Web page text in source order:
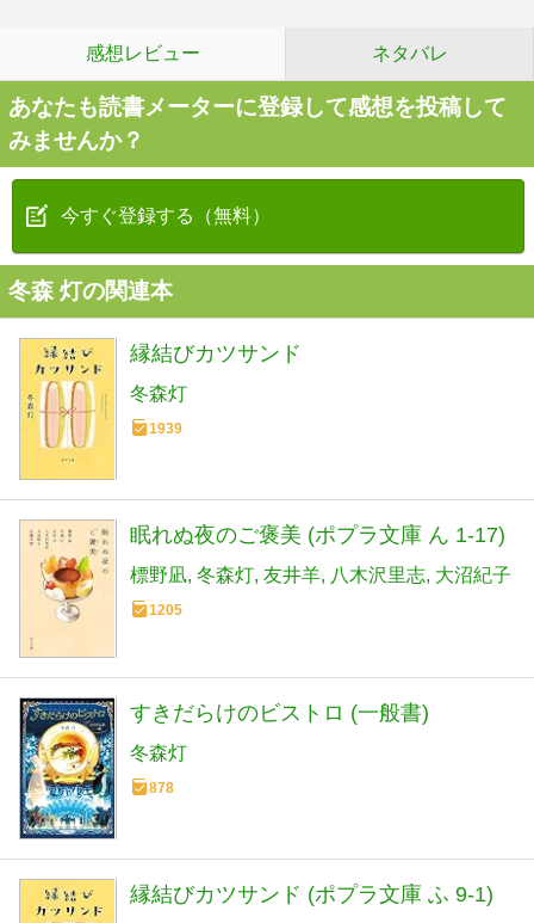
感想レビュー ネタバレ
あなたも読書メーターに登録して感想を投稿して
みませんか？
今すぐ登録する（無料）
冬森 灯の関連本
縁結びカツサンド
冬森灯
1939
眠れぬ夜のご褒美 (ポプラ文庫 ん 1-17)
標野凪 冬森灯 友井羊 八木沢里志 大沼紀子
1205
すきだらけのビストロ (一般書)
冬森灯
878
縁結びカツサンド (ポプラ文庫 ふ 9-1)